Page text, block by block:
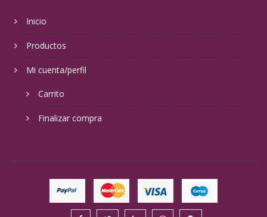
Inicio
Productos
Mi cuenta/perfil
Carrito
Finalizar compra